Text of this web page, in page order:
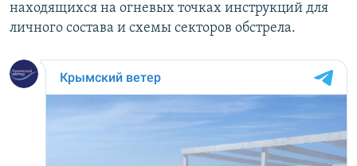
находящихся на огневых точках инструкций для
личного состава и схемы секторов обстрела.